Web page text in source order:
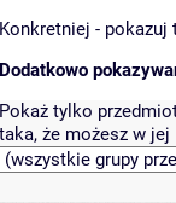
Konkretniej -
Dodatkowo
Pokaż tylko
taka, że możesz w